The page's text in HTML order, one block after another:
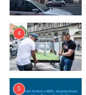
4
5